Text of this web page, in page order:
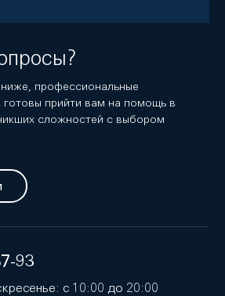
ниже, профессиональные
готовы прийти вам на помощь в
сложностей с выбором
93
с 10:00 до 20:00